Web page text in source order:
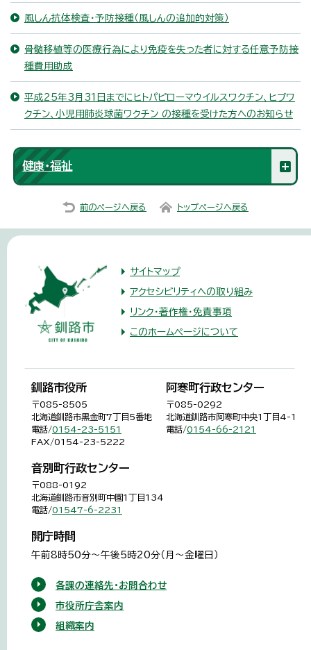
風しん抗体検査・予防接種（風しんの追加的対策）
骨髄移植等の医療行為により免疫を失った者に対する任意予防接
種費用助成
平成25年3月31日までにヒトパピローマウイルスワクチン、ヒブワ
クチン、小児用肺炎球菌ワクチン の接種を受けた方へのお知らせ
健康・福祉
前のページへ戻る トップページへ戻る
サイトマップ
アクセシビリティへの取り組み
リンク・著作権・免責事項
このホームページについて
釧路市役所
〒085-8505
北海道釧路市黒金町7丁目5番地
電話/0154-23-5151
FAX/0154-23-5222
阿寒町行政センター
〒085-0292
北海道釧路市阿寒町中央1丁目4-1
電話/0154-66-2121
音別町行政センター
〒088-0192
北海道釧路市音別町中園1丁目134
電話/01547-6-2231
開庁時間
午前8時50分～午後5時20分（月～金曜日）
各課の連絡先・お問合わせ
市役所庁舎案内
組織案内